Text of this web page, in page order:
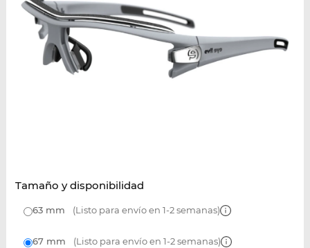
Tamaño y disponibilidad
63 mm (Listo para envío en 1-2 semanas)
67 mm (Listo para envío en 1-2 semanas)